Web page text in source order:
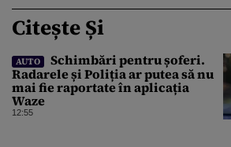
Citește Și
AUTO
Schimbări pentru șoferi.
Radarele și Poliția ar putea să nu
mai fie raportate în aplicația
Waze
12:55